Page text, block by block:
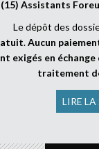
(15) Assistants
Le dépôt des
.Aucun
exigés en
traitement
LIRE LA